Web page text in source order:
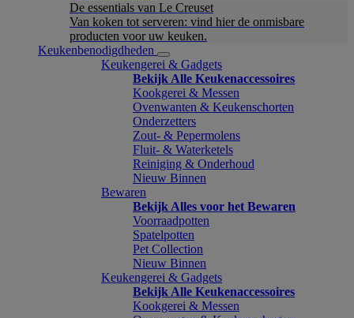
De essentials van Le Creuset
Van koken tot serveren: vind hier de onmisbare
producten voor uw keuken.
Keukenbenodigdheden
Keukengerei & Gadgets
Bekijk Alle Keukenaccessoires
Kookgerei & Messen
Ovenwanten & Keukenschorten
Onderzetters
Zout- & Pepermolens
Fluit- & Waterketels
Reiniging & Onderhoud
Nieuw Binnen
Bewaren
Bekijk Alles voor het Bewaren
Voorraadpotten
Spatelpotten
Pet Collection
Nieuw Binnen
Keukengerei & Gadgets
Bekijk Alle Keukenaccessoires
Kookgerei & Messen